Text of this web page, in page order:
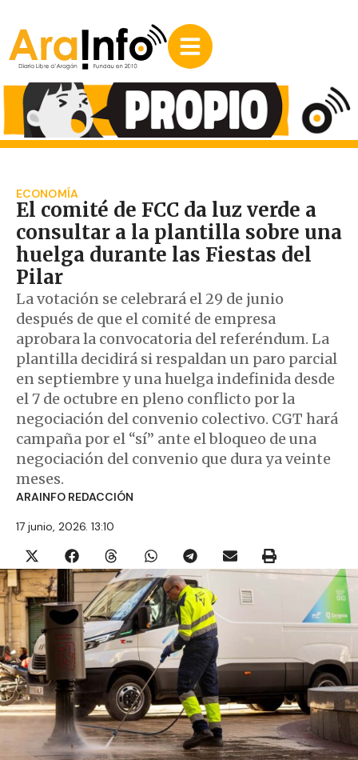
ECONOMÍA
El comité de FCC da luz verde a
consultar a la plantilla sobre una
huelga durante las Fiestas del
Pilar
La votación se celebrará el 29 de junio
después de que el comité de empresa
aprobara la convocatoria del referéndum. La
plantilla decidirá si respaldan un paro parcial
en septiembre y una huelga indefinida desde
el 7 de octubre en pleno conflicto por la
negociación del convenio colectivo. CGT hará
campaña por el “sí” ante el bloqueo de una
negociación del convenio que dura ya veinte
meses.
ARAINFO REDACCIÓN
17 junio, 2026. 13:10